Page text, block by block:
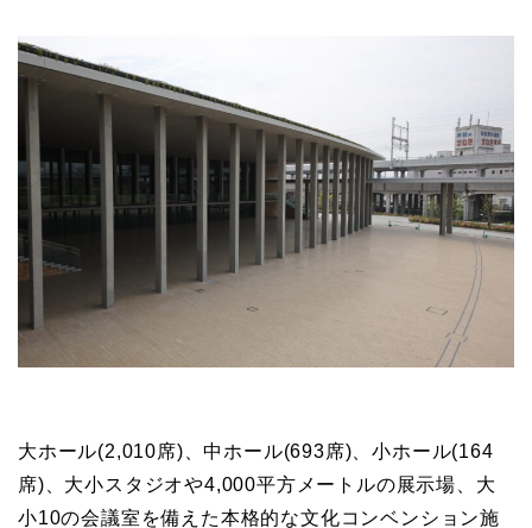
大ホール(2,010席)、中ホール(693席)、小ホール(164
席)、大小スタジオや4,000平方メートルの展示場、大
小10の会議室を備えた本格的な文化コンベンション施